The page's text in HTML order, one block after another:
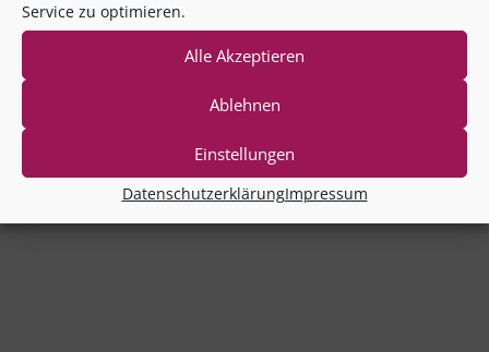
Service zu optimieren.
Alle Akzeptieren
Ablehnen
Einstellungen
DatenschutzerklärungImpressum
Karin Kowal­c­zyk
Kommunenbegleitung
karin.​kowalczyk@​phineo.​org